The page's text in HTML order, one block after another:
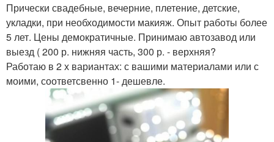
Прически свадебные, вечерние, плетение, детские,
укладки, при необходимости макияж. Опыт работы более
5 лет. Цены демократичные. Принимаю автозавод или
выезд ( 200 р. нижняя часть, 300 р. - верхняя?
Работаю в 2 х вариантах: с вашими материалами или с
моими, соответсвенно 1- дешевле.